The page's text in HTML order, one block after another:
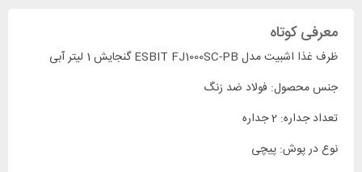
معرفی کوتاه
ظرف غذا اشبیت مدل ESBIT FJ1000SC-PB گنجایش 1 لیتر آبی
جنس محصول: فولاد ضد زنگ
تعداد جداره: 2 جداره
نوع در پوش: پیچی